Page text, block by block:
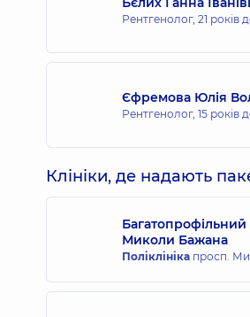
Рентгенолог, 21 років
Єфремова Юлія
Рентгенолог, 15 років
Клініки, де надають
Миколи Бажана
Поліклініка просп.